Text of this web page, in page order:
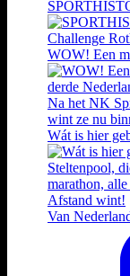
WOW! Een
Wát is hier
Van